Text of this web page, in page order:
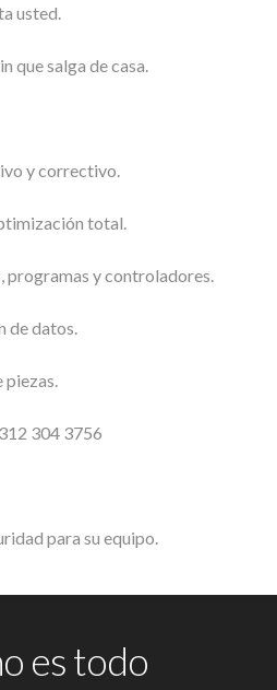
usted.
que salga de casa.
y correctivo.
total.
programas y controladores.
de datos.
piezas.
304 3756
para su equipo.
es todo